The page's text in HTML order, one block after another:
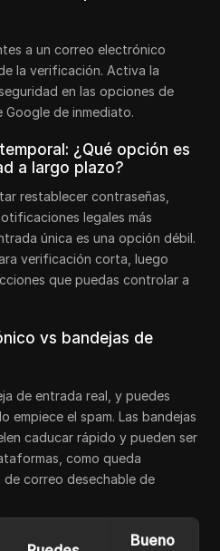
a un correo electrónico
la verificación. Activa la
en las opciones de
de inmediato.
¿Qué opción es
a largo plazo?
restablecer contraseñas,
legales más
única es una opción débil.
verificación corta, luego
que puedas controlar a
vs bandejas de
de entrada real, y puedes
empiece el spam. Las bandejas
caducar rápido y pueden ser
como queda
correo desechable de
Bueno